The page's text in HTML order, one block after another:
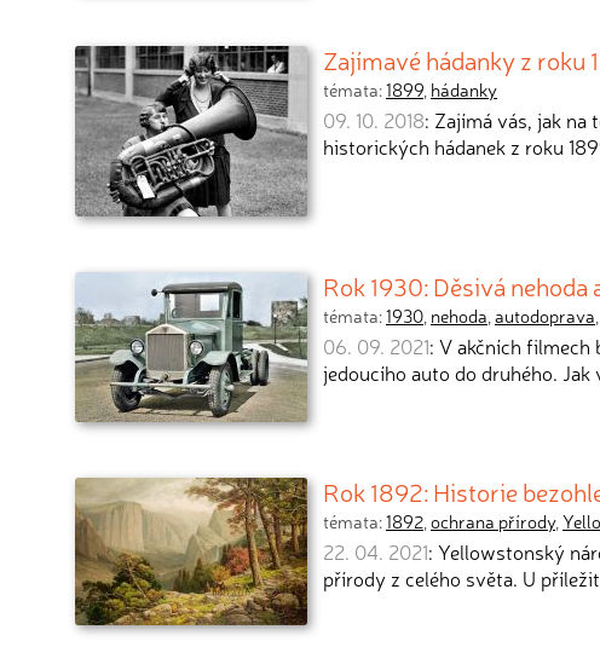
Zajímavé hádanky z roku
témata:1899, hádanky
09. 10. 2018: Zajímá vás, jak
historických hádanek z roku
Rok 1930: Děsivá
témata:1930, nehoda,autodoprava,
06. 09. 2021: V akčních filmech
jedoucího auto do druhého. Jak
Rok 1892: Historie
témata:1892,ochrana přírody,
22. 04. 2021: Yellowstonský
přírody z celého světa. U